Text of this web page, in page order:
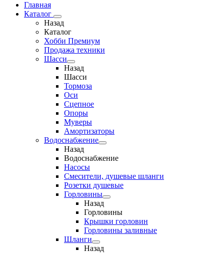
Главная
Каталог
Назад
Каталог
Хобби Премиум
Продажа техники
Шасси
Назад
Шасси
Тормоза
Оси
Сцепное
Опоры
Муверы
Амортизаторы
Водоснабжение
Назад
Водоснабжение
Насосы
Смесители, душевые шланги
Розетки душевые
Горловины
Назад
Горловины
Крышки горловин
Горловины заливные
Шланги
Назад